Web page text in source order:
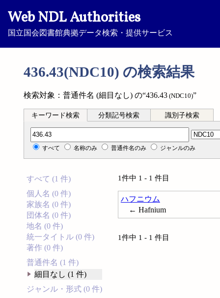
Web NDL Authorities
国立国会図書館典拠データ検索・提供サービス
436.43(NDC10) の検索結果
検索対象：普通件名 (細目なし) の“436.43 (NDC10)”
キーワード検索 分類記号検索 識別子検索
分類記号検索
すべて 名称のみ 普通件名のみ ジャンルのみ
すべて (1 件)
個人名 (0 件)
家族名 (0 件)
団体名 (0 件)
地名 (0 件)
統一タイトル (0 件)
著作 (0 件)
普通件名 (1 件)
細目なし (1 件)
ジャンル・形式 (0 件)
1件中 1 - 1 件目
ハフニウム
← Hafnium
1件中 1 - 1 件目